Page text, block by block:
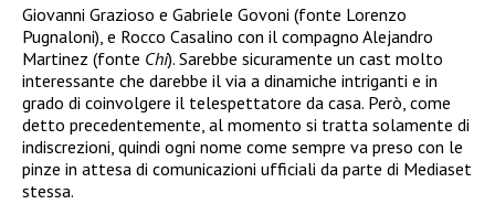
Giovanni Grazioso e Gabriele Govoni (fonte Lorenzo
Pugnaloni), e Rocco Casalino con il compagno Alejandro
Martinez (fonte Chi). Sarebbe sicuramente un cast molto
interessante che darebbe il via a dinamiche intriganti e in
grado di coinvolgere il telespettatore da casa. Però, come
detto precedentemente, al momento si tratta solamente di
indiscrezioni, quindi ogni nome come sempre va preso con le
pinze in attesa di comunicazioni ufficiali da parte di Mediaset
stessa.